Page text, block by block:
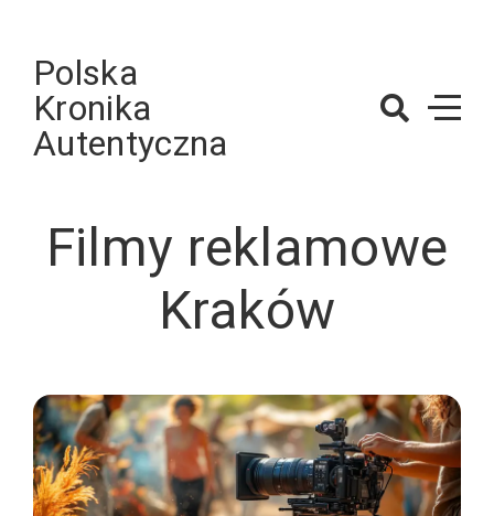
contentPolska
Kronika
Autentyczna
Filmy reklamowe
Kraków